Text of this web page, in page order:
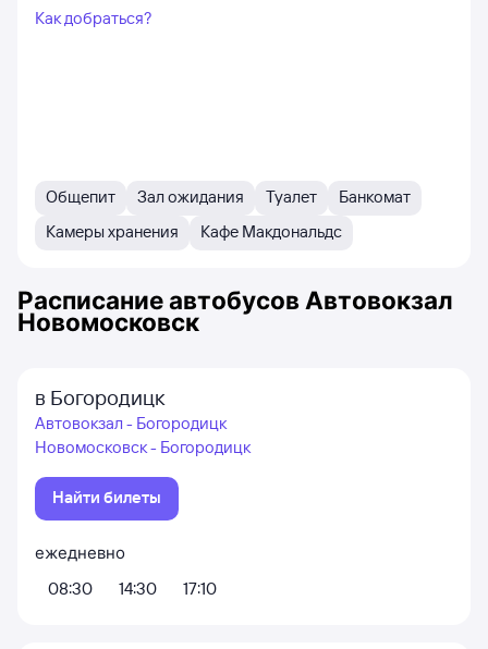
Как добраться?
Общепит Зал ожидания Туалет
Банкомат
Камеры хранения
Кафе Макдональдс
Расписание автобусов Автовокзал
Новомосковск
в Богородицк
Автовокзал - Богородицк
Новомосковск - Богородицк
Найти билеты
ежедневно
08:30
14:30 17:10